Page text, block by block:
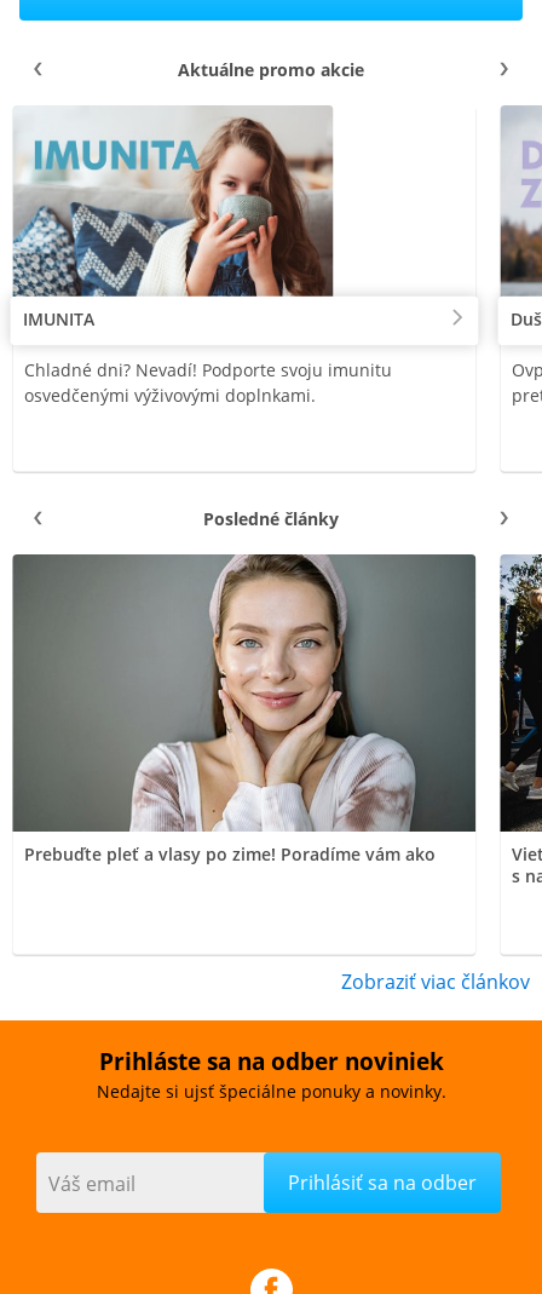
Aktuálne promo akcie
IMUNITA
Chladné dni? Nevadí! Podporte svoju imunitu
osvedčenými výživovými doplnkami.
Posledné články
Prebuďte pleť a vlasy po zime! Poradíme vám ako
s
Zobraziť viac článkov
Prihláste sa na odber noviniek
Nedajte si ujsť špeciálne ponuky a novinky.
Váš email